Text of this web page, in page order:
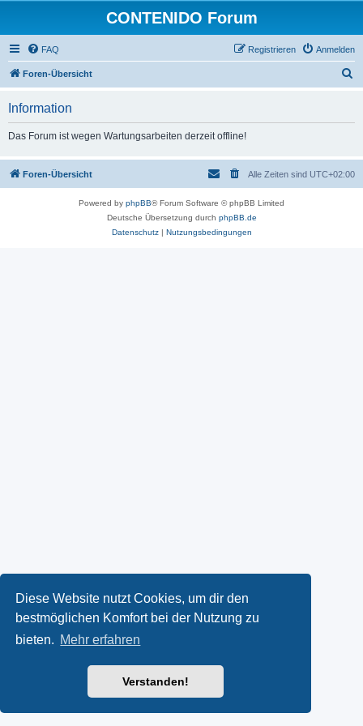
Diese Website nutzt Cookies, um dir den
bestmöglichen Komfort bei der Nutzung zu
bieten. Mehr erfahren
Verstanden!
CONTENIDO Forum
FAQ Anmelden
Registrieren
Foren-Übersicht
Information
Das Forum ist wegen Wartungsarbeiten derzeit offline!
Foren-Übersicht Alle Zeiten sind UTC+02:00
Powered by phpBB® Forum Software © phpBB Limited
Deutsche Übersetzung durch phpBB.de
Datenschutz| Nutzungsbedingungen